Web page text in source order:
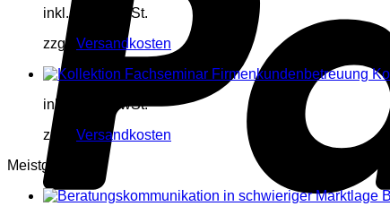
inkl. 19 % MwSt.
zzgl. Versandkosten
inkl. 19 % MwSt.
zzgl. Versandkosten
Meistgekauft